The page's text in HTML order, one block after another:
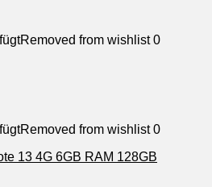
Removed from wishlist 0
Removed from wishlist 0